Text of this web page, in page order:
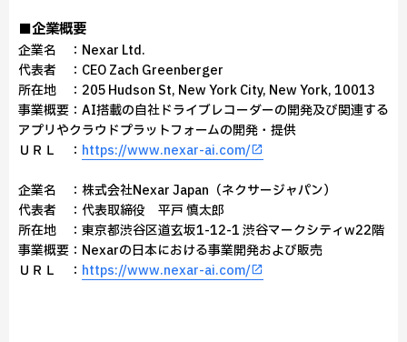
■企業概要
企業名 ：Nexar Ltd.
代表者 ：CEO Zach Greenberger
所在地 ：205 Hudson St, New York City, New York, 10013
事業概要：AI搭載の自社ドライブレコーダーの開発及び関連する
アプリやクラウドプラットフォームの開発・提供
ＵＲＬ ： https://www.nexar-ai.com/
企業名 ：株式会社Nexar Japan（ネクサージャパン）
代表者 ：代表取締役 平戸 慎太郎
所在地 ：東京都渋谷区道玄坂1-12-1 渋谷マークシティw22階
事業概要：Nexarの日本における事業開発および販売
ＵＲＬ ： https://www.nexar-ai.com/